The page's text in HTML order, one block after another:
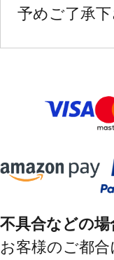
予めご了承下
不具合などの
お客様のご都